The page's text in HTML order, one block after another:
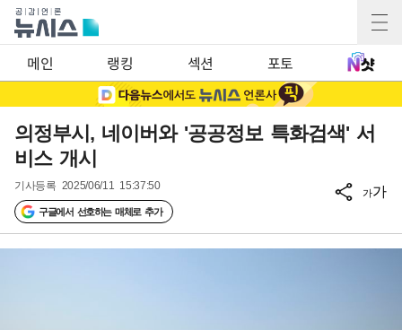
메인 랭킹 섹션 포토
의정부시, 네이버와 '공공정보 특화검색' 서
비스 개시
기사등록 2025/06/11 15:37:50
구글에서 선호하는 매체로 추가
가가